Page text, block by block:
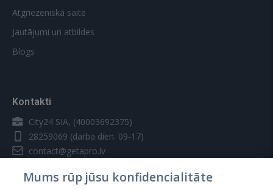
Atgriezeniskā saite
Jautājumi un atbildes
Blogs
Kontakti
City24 SIA, (40003692375)
28259069 (darba dien. 09-17)
contact@getapro.lv
Mums rūp jūsu konfidencialitāte